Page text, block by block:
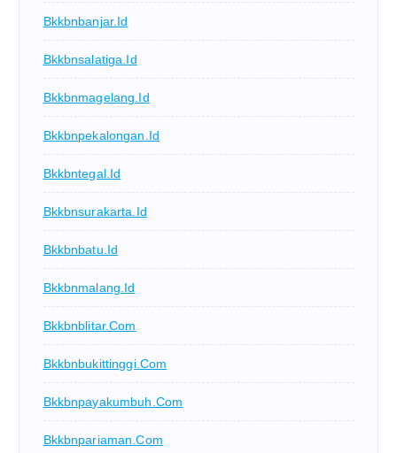
Bkkbnbanjar.id
Bkkbnsalatiga.id
Bkkbnmagelang.id
Bkkbnpekalongan.id
Bkkbntegal.id
Bkkbnsurakarta.id
Bkkbnbatu.id
Bkkbnmalang.id
Bkkbnblitar.com
Bkkbnbukittinggi.com
Bkkbnpayakumbuh.com
Bkkbnpariaman.com